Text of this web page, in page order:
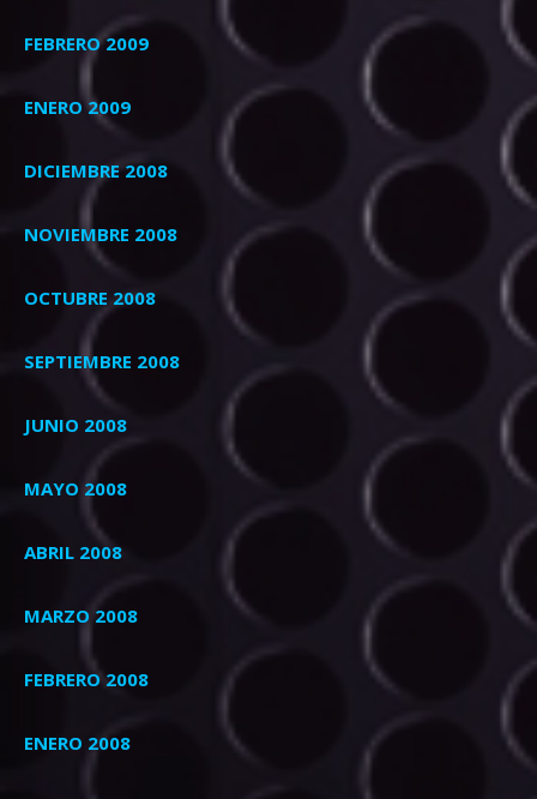
FEBRERO 2009
ENERO 2009
DICIEMBRE 2008
NOVIEMBRE 2008
OCTUBRE 2008
SEPTIEMBRE 2008
JUNIO 2008
MAYO 2008
ABRIL 2008
MARZO 2008
FEBRERO 2008
ENERO 2008